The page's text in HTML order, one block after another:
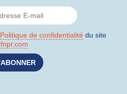
Politique de confidentialité du site
fnpr.com